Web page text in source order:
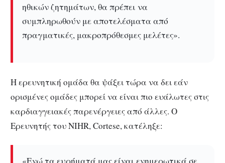
ηθικών ζητημάτων, θα πρέπει να
συμπληρωθούν με αποτελέσματα από
πραγματικές, μακροπρόθεσμες μελέτες».
Η ερευνητική ομάδα θα ψάξει τώρα να δει εάν
ορισμένες ομάδες μπορεί να είναι πιο ευάλωτες στις
καρδιαγγειακές παρενέργειες από άλλες. Ο
Ερευνητής του NIHR, Cortese, κατέληξε:
«Ενώ τα ευρήματά μας είναι ενημερωτικά σε